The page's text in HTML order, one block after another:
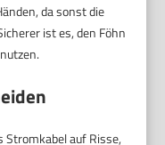
da sonst die
ist es, den Föhn
Stromkabel auf Risse,